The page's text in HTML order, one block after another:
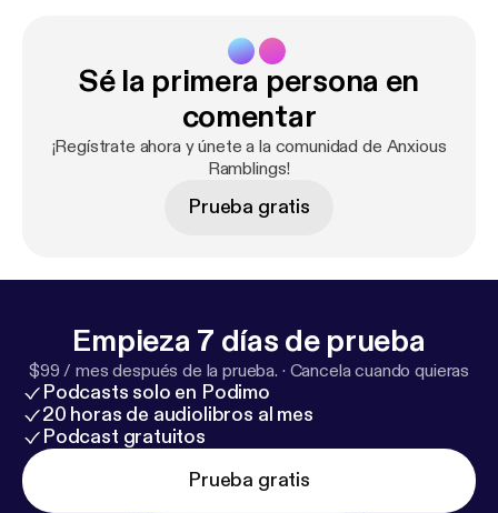
vitamins/minerals and many other "natural" remedies
to deal with mental illness such as anxiety and
depression. Kit will also advise us on dietary
changes that can aid in wellness. Finally Kit will give
us some tips on how to find a acupuncturist in your
Sé la primera persona en
comentar
¡Regístrate ahora y únete a la comunidad de Anxious
Ramblings!
Prueba gratis
Empieza 7 días de prueba
$99 / mes después de la prueba. · Cancela cuando quieras
Podcasts solo en Podimo
20 horas de audiolibros al mes
Podcast gratuitos
Prueba gratis